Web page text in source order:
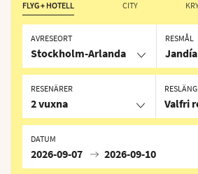
FLYG + HOTELL CITY
AVRESEORT
Stockholm-Arlanda
RESMÅL
Valfri
DATUM
2026-09-07 2026-09-10
RESENÄRER
2 vuxna